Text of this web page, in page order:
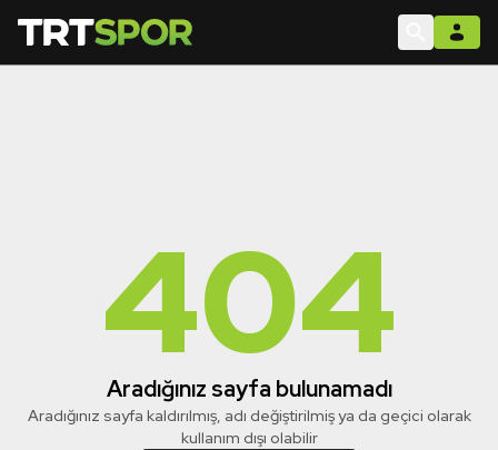
404
Aradığınız sayfa bulunamadı
Aradığınız sayfa kaldırılmış, adı değiştirilmiş ya da geçici olarak
kullanım dışı olabilir